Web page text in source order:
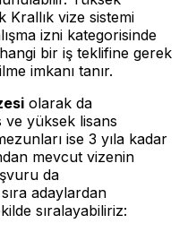
Krallık vize sistemi
izni kategorisinde
bir iş teklifine gerek
imkanı tanır.
olarak da
ve yüksek lisans
ise 3 yıla kadar
mevcut vizenin
da
adaylardan
sıralayabiliriz: